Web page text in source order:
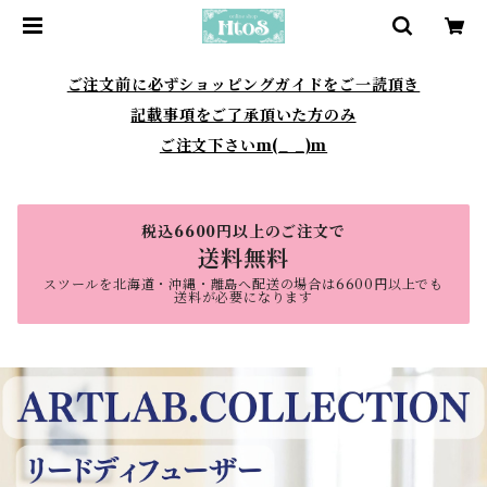
ご注文前に必ずショッピングガイドをご一読頂き
記載事項をご了承頂いた方のみ
ご注文下さいm(_ _)m
税込6600円以上のご注文で
送料無料
スツールを北海道・沖縄・離島へ配送の場合は6600円以上でも
送料が必要になります